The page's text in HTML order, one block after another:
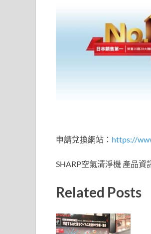
申請兌換網站： https://
SHARP空氣清淨機 產品資
Related Posts